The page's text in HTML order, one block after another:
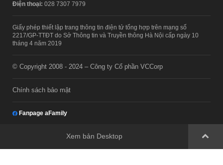
Điện thoại: 028 7307 7979
Giấy phép thiết lập trang thông tin điện tử tổng hợp trên mạng số
2217/GP-TTĐT do Sở Thông tin và Truyền thông Hà Nội cấp ngày 10
tháng 4 năm 2019
© Copyright 2008 - 2024 – Công ty Cổ phần VCCorp
Chính sách bảo mật
Fanpage aFamily
Xem bản Desktop